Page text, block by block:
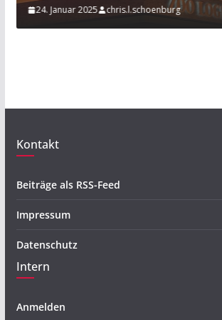
24. Januar 2025 chris.l.schoenburg
Kontakt
Beiträge als RSS-Feed
Impressum
Datenschutz
Intern
Anmelden